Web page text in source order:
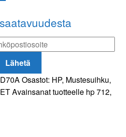
Lähetä
Osastot: HP, Mustesuihku,
Avainsanat tuotteelle hp 712,